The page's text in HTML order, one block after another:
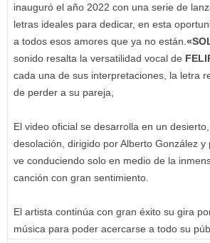
inauguró el año 2022 con una serie de
letras ideales para dedicar, en esta
a todos esos amores que ya no están.
sonido resalta la versatilidad vocal de
cada una de sus interpretaciones, la letra
de perder a su pareja,
El video oficial se desarrolla en un
desolación, dirigido por Alberto González
ve conduciendo solo en medio de la
canción con gran sentimiento.
El artista continúa con gran éxito su gira
música para poder acercarse a todo su